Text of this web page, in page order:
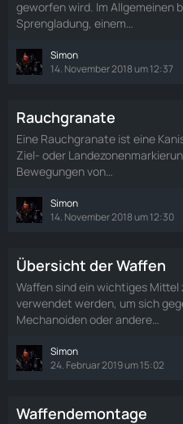
geworfen wird. Im Allgemeinen
Sprengladung, einem…
Simon
14. November 2018 um 12:37
Rauchgranate
Eine Rauchgranate ist eine
Ziel- oder
Bewegungen von…
Simon
14. November 2018 um 12:30
Übersicht der Waffen
Waffen sind ein wichtiges Mittel
verwendet werden, um sich
Mechanoiden oder andere…
Simon
24. Februar 2019 um 15:02
Waffendemontage